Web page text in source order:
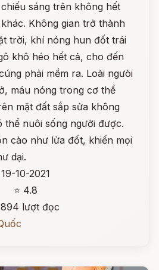
sáng trên không hết
Không gian trở thành
trời, khí nóng hun đốt trái
khô héo hết cả, cho đến
phải mềm ra. Loài ngưòi
máu nóng trong cơ thể
mặt đất sắp sửa không
thể nuôi sống người được.
cào như lửa đốt, khiến mọi
dại.
19-10-2021
⭐ 4.8
lượt đọc